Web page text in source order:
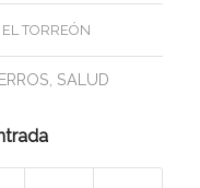
TORREÓN
, SALUD